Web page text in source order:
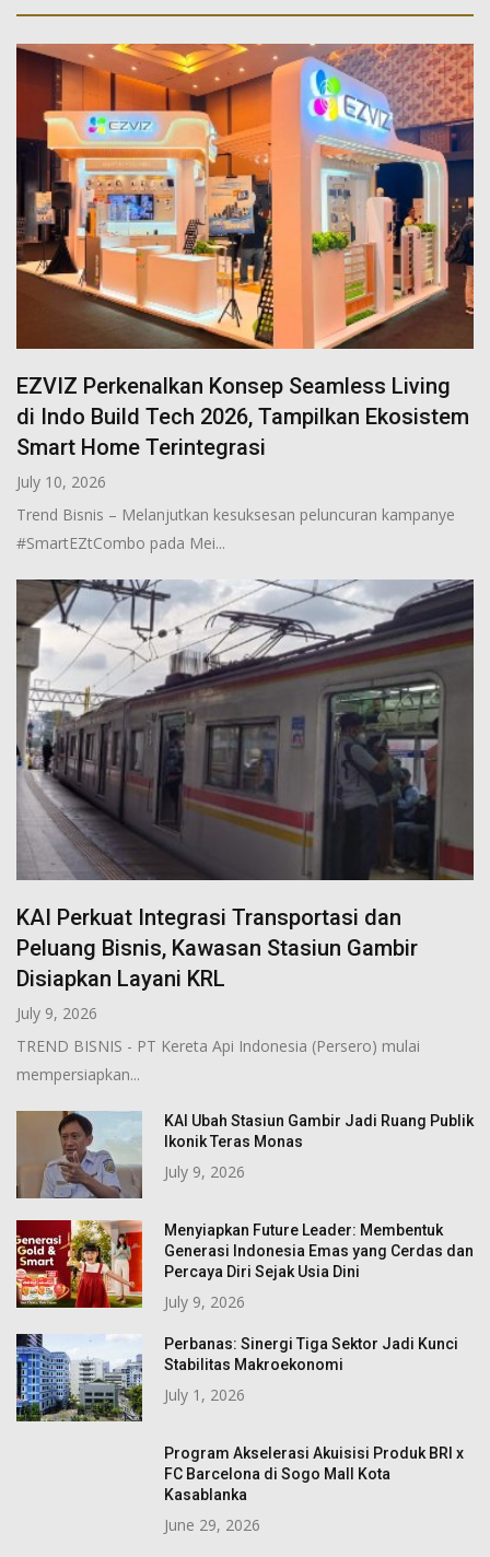
EZVIZ Perkenalkan Konsep Seamless Living
di Indo Build Tech 2026, Tampilkan Ekosistem
Smart Home Terintegrasi
July 10, 2026
Trend Bisnis – Melanjutkan kesuksesan peluncuran kampanye
#SmartEZtCombo pada Mei...
KAI Perkuat Integrasi Transportasi dan
Peluang Bisnis, Kawasan Stasiun Gambir
Disiapkan Layani KRL
July 9, 2026
TREND BISNIS - PT Kereta Api Indonesia (Persero) mulai
mempersiapkan...
KAI Ubah Stasiun Gambir Jadi Ruang Publik
Ikonik Teras Monas
July 9, 2026
Menyiapkan Future Leader: Membentuk
Generasi Indonesia Emas yang Cerdas dan
Percaya Diri Sejak Usia Dini
July 9, 2026
Perbanas: Sinergi Tiga Sektor Jadi Kunci
Stabilitas Makroekonomi
July 1, 2026
Program Akselerasi Akuisisi Produk BRI x
FC Barcelona di Sogo Mall Kota
Kasablanka
June 29, 2026